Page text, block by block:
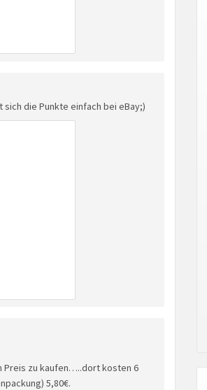
die Punkte einfach bei eBay;)
Preis zu kaufen…..dort kosten 6
5,80€.